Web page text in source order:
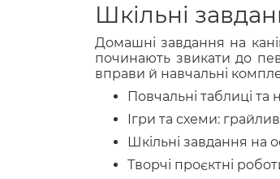
Шкільні
Домашні завдання на
починають звикати до
вправи й навчальні
Повчальні таблиці та
Ігри та схеми:
Шкільні завдання на
Творчі проєктні